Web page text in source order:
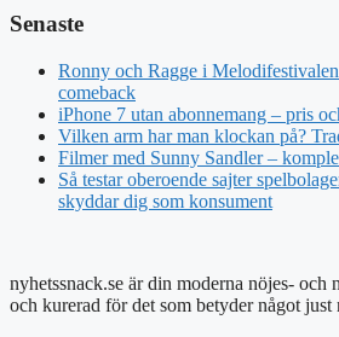
Senaste
Ronny och Ragge i
comeback
iPhone 7 utan abonnemang – pris
Vilken arm har man klockan på?
Filmer med Sunny Sandler –
Så testar oberoende sajter
skyddar dig som konsument
nyhetssnack.se är din moderna nöjes- och
och kurerad för det som betyder något just